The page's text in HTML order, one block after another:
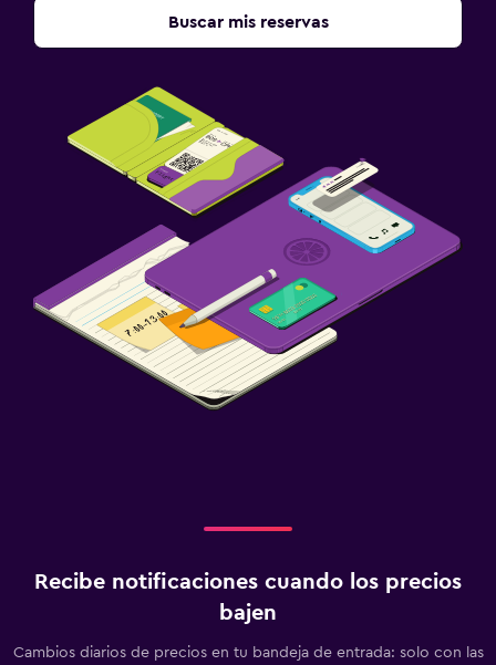
Buscar mis reservas
Recibe notificaciones cuando los precios
bajen
Cambios diarios de precios en tu bandeja de entrada: solo con las